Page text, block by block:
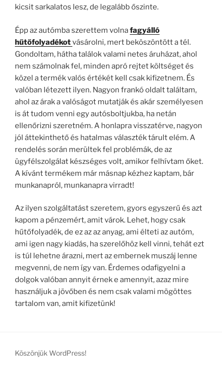
kicsit sarkalatos lesz, de legalább őszinte.
Épp az autómba szerettem volnafagyálló
hűtőfolyadékotvásárolni, mert beköszöntött a tél.
Gondoltam, hátha találok valami netes áruházat, ahol
nem számolnak fel, minden apró rejtet költséget és
közel a termék valós értékét kell csak kifizetnem. És
valóban létezett ilyen. Nagyon frankó oldalt találtam,
ahol az árak a valóságot mutatják és akár személyesen
is át tudom venni egy autósboltjukba, ha netán
ellenőrizni szeretném. A honlapra visszatérve, nagyon
jól áttekinthető és hatalmas választék tárult elém. A
rendelés során merültek fel problémák, de az
ügyfélszolgálat készséges volt, amikor felhívtam őket.
A kívánt termékem már másnap kézhez kaptam, bár
munkanapról, munkanapra virradt!
Az ilyen szolgáltatást szeretem, gyors egyszerű és azt
kapom a pénzemért, amit várok. Lehet, hogy csak
hűtőfolyadék, de ez az az anyag, ami élteti az autóm,
ami igen nagy kiadás, ha szerelőhöz kell vinni, tehát ezt
is túl lehetne árazni, mert az embernek muszáj lenne
megvenni, de nem így van. Érdemes odafigyelni a
dolgok valóban annyit érnek e amennyit, azaz mire
használjuk a jövőben és nem csak valami mögöttes
tartalom van, amit kifizetünk!
Köszönjük WordPress!